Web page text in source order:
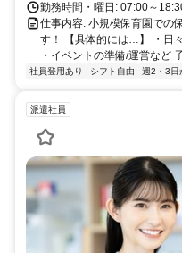
勤務時間・曜日: 07:00～
仕事内容: 小規模保育園での
す！ 【具体的には…】 ・日
・イベントの準備/運営など
社員登用あり シフト自由 週2・3日
派遣社員